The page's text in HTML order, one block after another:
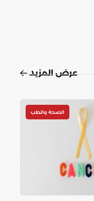
عرض المزيد
الصحة والطب